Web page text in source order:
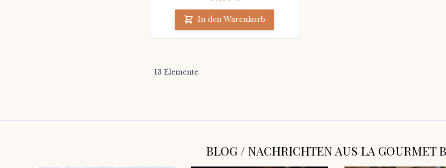
In den Warenkorb
13 Elemente
BLOG / NACHRICHTEN AUS LA GOURMET